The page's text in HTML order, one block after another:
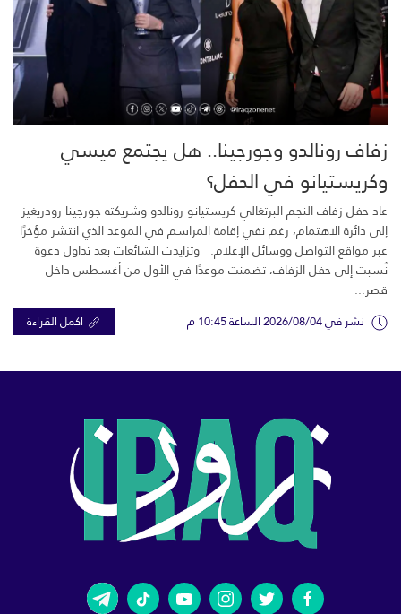
زفاف رونالدو وجورجينا.. هل يجتمع ميسي
وكريستيانو في الحفل؟
عاد حفل زفاف النجم البرتغالي كريستيانو رونالدو وشريكته جورجينا رودريغيز
إلى دائرة الاهتمام، رغم نفي إقامة المراسم في الموعد الذي انتشر مؤخرًا
عبر مواقع التواصل ووسائل الإعلام. وتزايدت الشائعات بعد تداول دعوة
نُسبت إلى حفل الزفاف، تضمنت موعدًا في الأول من أغسطس داخل
قصر...
نشر في 2026/08/04 الساعة 10:45 م اكمل القراءة